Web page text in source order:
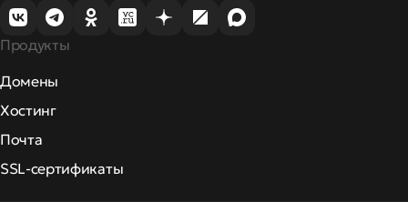
Продукты
Домены
Хостинг
Почта
SSL-сертификаты